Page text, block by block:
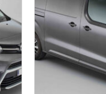
finden Sie auch